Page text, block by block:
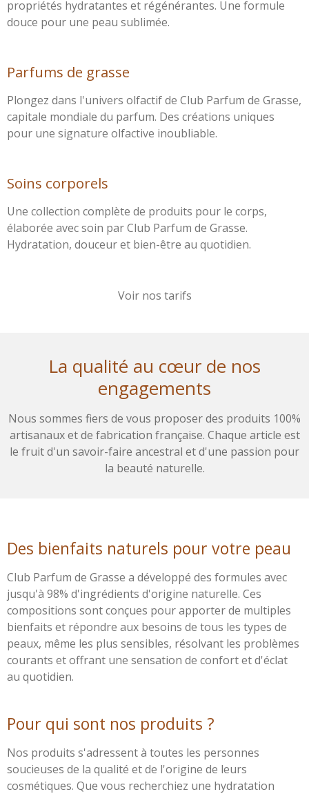
propriétés hydratantes et régénérantes. Une formule
douce pour une peau sublimée.
Parfums de grasse
Plongez dans l'univers olfactif de Club Parfum de Grasse,
capitale mondiale du parfum. Des créations uniques
pour une signature olfactive inoubliable.
Soins corporels
Une collection complète de produits pour le corps,
élaborée avec soin par Club Parfum de Grasse.
Hydratation, douceur et bien-être au quotidien.
Voir nos tarifs
La qualité au cœur de nos
engagements
Nous sommes fiers de vous proposer des produits 100%
artisanaux et de fabrication française. Chaque article est
le fruit d'un savoir-faire ancestral et d'une passion pour
la beauté naturelle.
Des bienfaits naturels pour votre peau
Club Parfum de Grasse a développé des formules avec
jusqu'à 98% d'ingrédients d'origine naturelle. Ces
compositions sont conçues pour apporter de multiples
bienfaits et répondre aux besoins de tous les types de
peaux, même les plus sensibles, résolvant les problèmes
courants et offrant une sensation de confort et d'éclat
au quotidien.
Pour qui sont nos produits ?
Nos produits s'adressent à toutes les personnes
soucieuses de la qualité et de l'origine de leurs
cosmétiques. Que vous recherchiez une hydratation